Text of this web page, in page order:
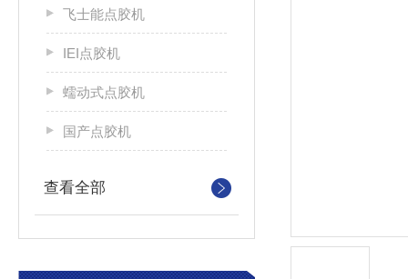
飞士能点胶机
IEI点胶机
蠕动式点胶机
国产点胶机
查看全部